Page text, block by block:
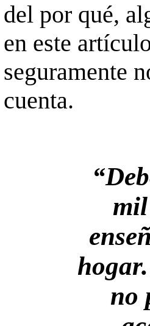
del por qué,
en este
seguramente
cuenta.
mil
no